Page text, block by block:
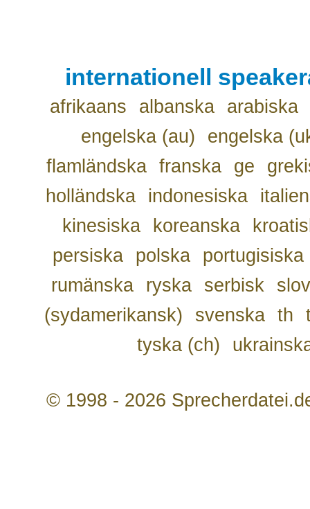
internationell
afrikaans albanska
arabiska
engelska (au)
engelska
flamländska franska ge
holländska
indonesiska
kinesiska
koreanska
persiska
polska
portugisiska
rumänska
ryska serbisk
(sydamerikansk)
svenska th
tyska (ch)
© 1998 - 2026